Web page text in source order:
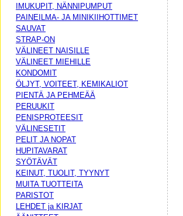
IMUKUPIT, NÄNNIPUMPUT
PAINEILMA- JA MINIKIIHOTTIMET
SAUVAT
STRAP-ON
VÄLINEET NAISILLE
VÄLINEET MIEHILLE
KONDOMIT
ÖLJYT, VOITEET, KEMIKALIOT
PIENTÄ JA PEHMEÄÄ
PERUUKIT
PENISPROTEESIT
VÄLINESETIT
PELIT JA NOPAT
HUPITAVARAT
SYÖTÄVÄT
KEINUT, TUOLIT, TYYNYT
MUITA TUOTTEITA
PARISTOT
LEHDET ja KIRJAT